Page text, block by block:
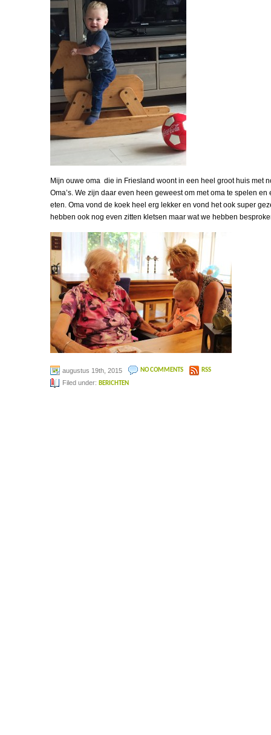
Mijn ouwe oma die in Friesland woont in een heel groot huis met
Oma’s. We zijn daar even heen geweest om met oma te spelen
eten. Oma vond de koek heel erg lekker en vond het ook super
hebben ook nog even zitten kletsen maar wat we hebben
augustus 19th, 2015 NO COMMENTS RSS
Filed under: BERICHTEN